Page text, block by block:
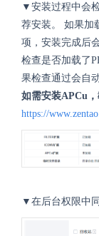
▼安装过程中会
荐安装。 如果加
项，安装完成后
检查是否加载了
果检查通过会自
如需安装APCu，
https://
▼在后台权限中